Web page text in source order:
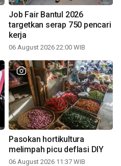
Job Fair Bantul 2026
targetkan serap 750 pencari
kerja
06 August 2026 22:00 WIB
Pasokan hortikultura
melimpah picu deflasi DIY
06 August 2026 11:37 WIB